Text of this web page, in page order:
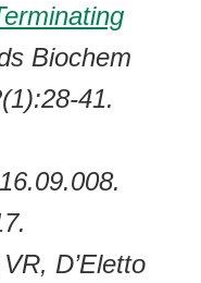
Biochem
41.
D’Eletto